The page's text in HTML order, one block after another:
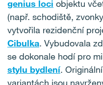
genius loci objektu
(např. schodiště,
vytvořila rezidenční
Cibulka. Vybudovala
se dokonale hodí pro
stylu bydlení.
variantách jsou